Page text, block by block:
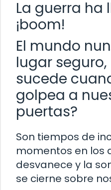
La guerra ha
¡boom!
El mundo
lugar
sucede
golpea a
puertas?
Son tiempos de
momentos en los
desvanece y la
se cierne sobre